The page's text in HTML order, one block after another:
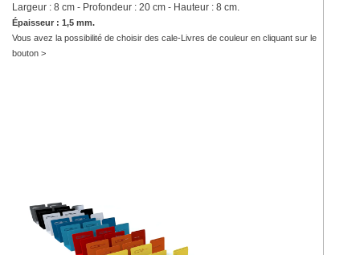
Largeur : 8 cm - Profondeur : 20 cm - Hauteur : 8 cm.
Épaisseur : 1,5 mm.
Vous avez la possibilité de choisir des cale-Livres de couleur en cliquant sur le
bouton >